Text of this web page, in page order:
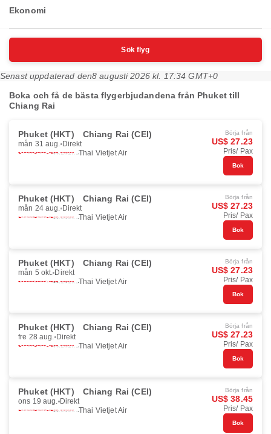
Ekonomi
Sök flyg
Senast uppdaterad den8 augusti 2026 kl. 17:34 GMT+0
Boka och få de bästa flygerbjudandena från Phuket till
Chiang Rai
Phuket (HKT) Chiang Rai (CEI)
mån 31 aug. Direkt
Thai Vietjet Air
Börja från
US$ 27.23
Pris/ Pax
Bok
Phuket (HKT) Chiang Rai (CEI)
mån 24 aug. Direkt
Thai Vietjet Air
Börja från
US$ 27.23
Pris/ Pax
Bok
Phuket (HKT) Chiang Rai (CEI)
mån 5 okt. Direkt
Thai Vietjet Air
Börja från
US$ 27.23
Pris/ Pax
Bok
Phuket (HKT) Chiang Rai (CEI)
fre 28 aug. Direkt
Thai Vietjet Air
Börja från
US$ 27.23
Pris/ Pax
Bok
Phuket (HKT) Chiang Rai (CEI)
ons 19 aug. Direkt
Thai Vietjet Air
Börja från
US$ 38.45
Pris/ Pax
Bok